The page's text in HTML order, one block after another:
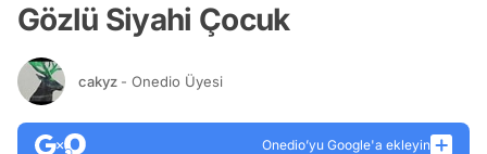
Gözlü Siyahi Çocuk
cakyz - Onedio Üyesi
Onedio’yu Google'a ekleyin